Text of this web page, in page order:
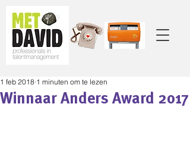
Winnaar Anders Award 2017
1 feb 2018 1 minuten om te lezen